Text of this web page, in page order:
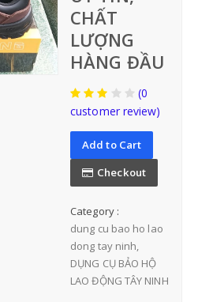
CHẤT
LƯỢNG
HÀNG ĐẦU
(0
customer review)
Add to Cart
Checkout
Category :
dung cu bao ho lao
dong tay ninh
DỤNG CỤ BẢO HỘ
LAO ĐỘNG TÂY NINH